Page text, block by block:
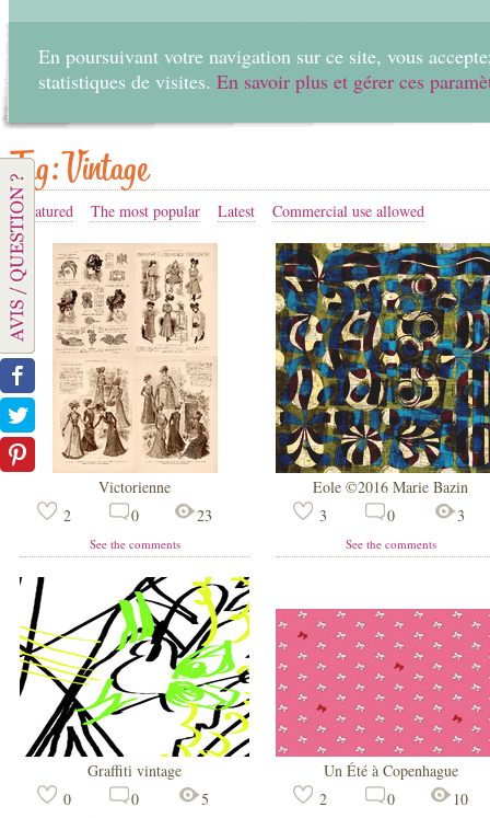
En poursuivant votre navigation sur ce site, vous
statistiques de visites. En savoir plus et gérer ces
Tag: Vintage
Featured The most popular Latest Commercial use allowed
Victorienne
2
0 23
See the comments
Eole ©2016 Marie Bazin
3
0 3
See the comments
Graffiti vintage
0
0 5
Un Été à Copenhague
2
0 10